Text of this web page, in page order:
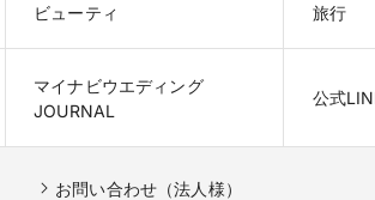
ビューティ 旅行
マイナビウエディング
JOURNAL
公式
お問い合わせ（法人様）